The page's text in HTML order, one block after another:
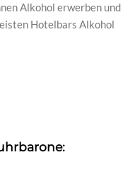
Alkohol erwerben und
Hotelbars Alkohol